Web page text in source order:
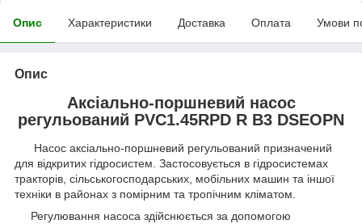
Опис Характеристики Доставка Оплата Умови
Опис
Аксіально-поршневий насос
регульований PVC1.45RPD R B3 DSEOPN
Насос аксіально-поршневий регульований призначений
для відкритих гідросистем. Застосовується в гідросистемах
тракторів, сільськогосподарських, мобільних машин та іншої
техніки в районах з помірним та тропічним кліматом.
Регулювання насоса здійснюється за допомогою